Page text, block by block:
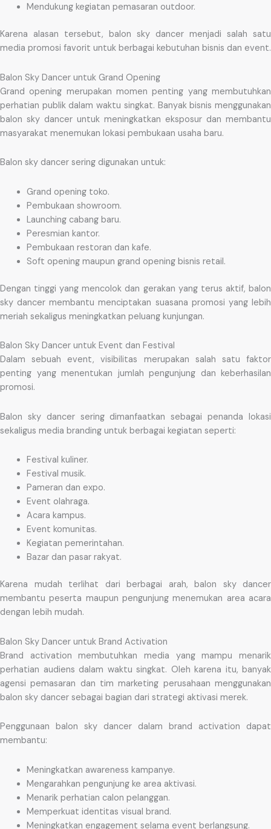
Mendukung kegiatan pemasaran outdoor.
Karena alasan tersebut, balon sky dancer menjadi salah satu
media promosi favorit untuk berbagai kebutuhan bisnis dan event.
Balon Sky Dancer untuk Grand Opening
Grand opening merupakan momen penting yang membutuhkan
perhatian publik dalam waktu singkat. Banyak bisnis menggunakan
balon sky dancer untuk meningkatkan eksposur dan membantu
masyarakat menemukan lokasi pembukaan usaha baru.
Balon sky dancer sering digunakan untuk:
Grand opening toko.
Pembukaan showroom.
Launching cabang baru.
Peresmian kantor.
Pembukaan restoran dan kafe.
Soft opening maupun grand opening bisnis retail.
Dengan tinggi yang mencolok dan gerakan yang terus aktif, balon
sky dancer membantu menciptakan suasana promosi yang lebih
meriah sekaligus meningkatkan peluang kunjungan.
Balon Sky Dancer untuk Event dan Festival
Dalam sebuah event, visibilitas merupakan salah satu faktor
penting yang menentukan jumlah pengunjung dan keberhasilan
promosi.
Balon sky dancer sering dimanfaatkan sebagai penanda lokasi
sekaligus media branding untuk berbagai kegiatan seperti:
Festival kuliner.
Festival musik.
Pameran dan expo.
Event olahraga.
Acara kampus.
Event komunitas.
Kegiatan pemerintahan.
Bazar dan pasar rakyat.
Karena mudah terlihat dari berbagai arah, balon sky dancer
membantu peserta maupun pengunjung menemukan area acara
dengan lebih mudah.
Balon Sky Dancer untuk Brand Activation
Brand activation membutuhkan media yang mampu menarik
perhatian audiens dalam waktu singkat. Oleh karena itu, banyak
agensi pemasaran dan tim marketing perusahaan menggunakan
balon sky dancer sebagai bagian dari strategi aktivasi merek.
Penggunaan balon sky dancer dalam brand activation dapat
membantu:
Meningkatkan awareness kampanye.
Mengarahkan pengunjung ke area aktivasi.
Menarik perhatian calon pelanggan.
Memperkuat identitas visual brand.
Meningkatkan engagement selama event berlangsung.